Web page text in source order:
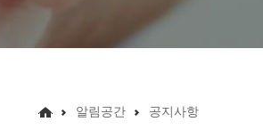
알림공간 공지사항